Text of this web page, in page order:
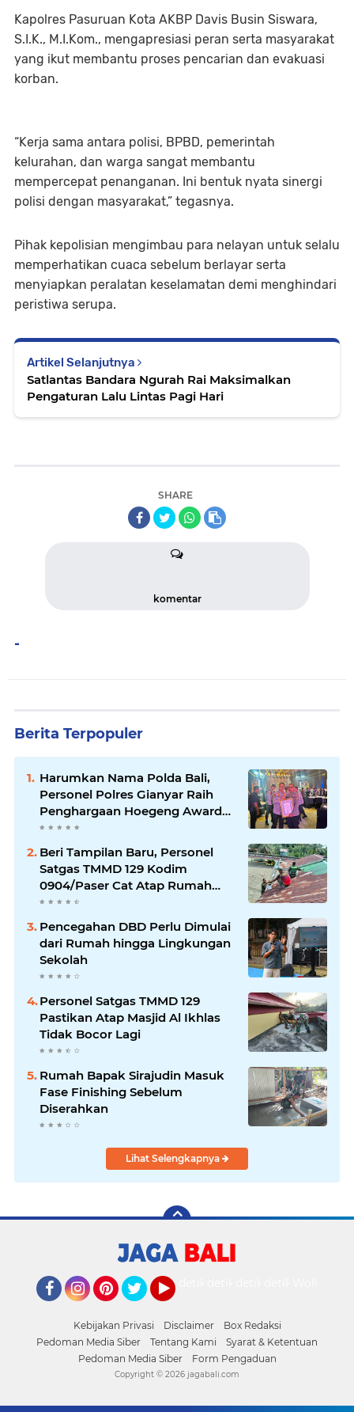
Kapolres Pasuruan Kota AKBP Davis Busin Siswara,
S.I.K., M.I.Kom., mengapresiasi peran serta masyarakat
yang ikut membantu proses pencarian dan evakuasi
korban.
“Kerja sama antara polisi, BPBD, pemerintah
kelurahan, dan warga sangat membantu
mempercepat penanganan. Ini bentuk nyata sinergi
polisi dengan masyarakat,” tegasnya.
Pihak kepolisian mengimbau para nelayan untuk selalu
memperhatikan cuaca sebelum berlayar serta
menyiapkan peralatan keselamatan demi menghindari
peristiwa serupa.
Artikel Selanjutnya
Satlantas Bandara Ngurah Rai Maksimalkan
Pengaturan Lalu Lintas Pagi Hari
SHARE
komentar
-
Berita Terpopuler
Harumkan Nama Polda Bali,
Personel Polres Gianyar Raih
Penghargaan Hoegeng Awards
2026
Beri Tampilan Baru, Personel
Satgas TMMD 129 Kodim
0904/Paser Cat Atap Rumah
Marbot
Pencegahan DBD Perlu Dimulai
dari Rumah hingga Lingkungan
Sekolah
Personel Satgas TMMD 129
Pastikan Atap Masjid Al Ikhlas
Tidak Bocor Lagi
Rumah Bapak Sirajudin Masuk
Fase Finishing Sebelum
Diserahkan
Lihat Selengkapnya
Kebijakan Privasi Disclaimer
Box Redaksi
Pedoman Media Siber
Tentang Kami
Syarat & Ketentuan
Pedoman Media Siber
Form Pengaduan
Copyright © 2026 jagabali.com